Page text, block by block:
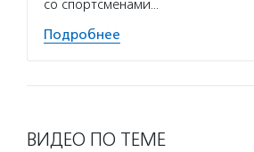
со спортсменами…
Подробнее
ВИДЕО ПО ТЕМЕ